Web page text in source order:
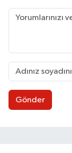
Gönder